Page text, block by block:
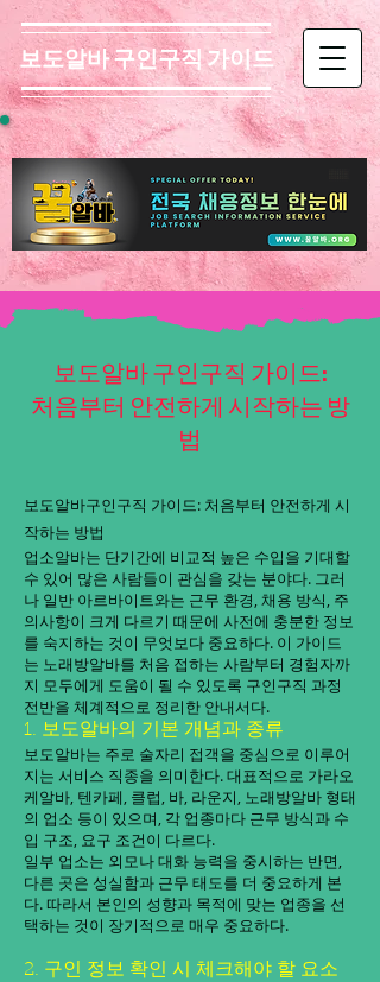
보도알바 구인구직 가이드
보도알바 구인구직 가이드:
처음부터 안전하게 시작하는 방
법
보도알바구인구직 가이드: 처음부터 안전하게 시
작하는 방법
업소알바는 단기간에 비교적 높은 수입을 기대할
수 있어 많은 사람들이 관심을 갖는 분야다. 그러
나 일반 아르바이트와는 근무 환경, 채용 방식, 주
의사항이 크게 다르기 때문에 사전에 충분한 정보
를 숙지하는 것이 무엇보다 중요하다. 이 가이드
는 노래방알바를 처음 접하는 사람부터 경험자까
지 모두에게 도움이 될 수 있도록 구인구직 과정
전반을 체계적으로 정리한 안내서다.
1. 보도알바의 기본 개념과 종류
보도알바는 주로 술자리 접객을 중심으로 이루어
지는 서비스 직종을 의미한다. 대표적으로 가라오
케알바, 텐카페, 클럽, 바, 라운지, 노래방알바 형태
의 업소 등이 있으며, 각 업종마다 근무 방식과 수
입 구조, 요구 조건이 다르다.
일부 업소는 외모나 대화 능력을 중시하는 반면,
다른 곳은 성실함과 근무 태도를 더 중요하게 본
다. 따라서 본인의 성향과 목적에 맞는 업종을 선
택하는 것이 장기적으로 매우 중요하다.
2. 구인 정보 확인 시 체크해야 할 요소